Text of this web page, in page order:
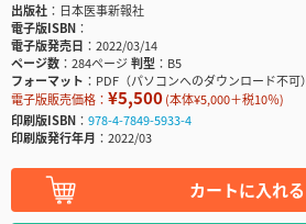
出版社
日本医事新報社
電子版ISBN
電子版発売日
2022/03/14
ページ数
284ページ判型
B5
フォーマット
PDF（パソコンへのダウンロード不可）
電子版販売価格： ¥5,500(本体¥5,000＋税10％)
印刷版ISBN
978-4-7849-5933-4
印刷版発行年月
2022/03
カートに入れる